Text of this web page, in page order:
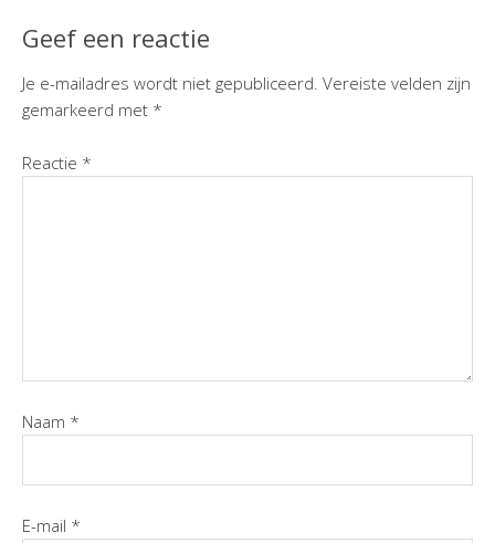
Geef een reactie
Je e-mailadres wordt niet gepubliceerd. Vereiste velden zijn
gemarkeerd met *
Reactie *
Naam *
E-mail *